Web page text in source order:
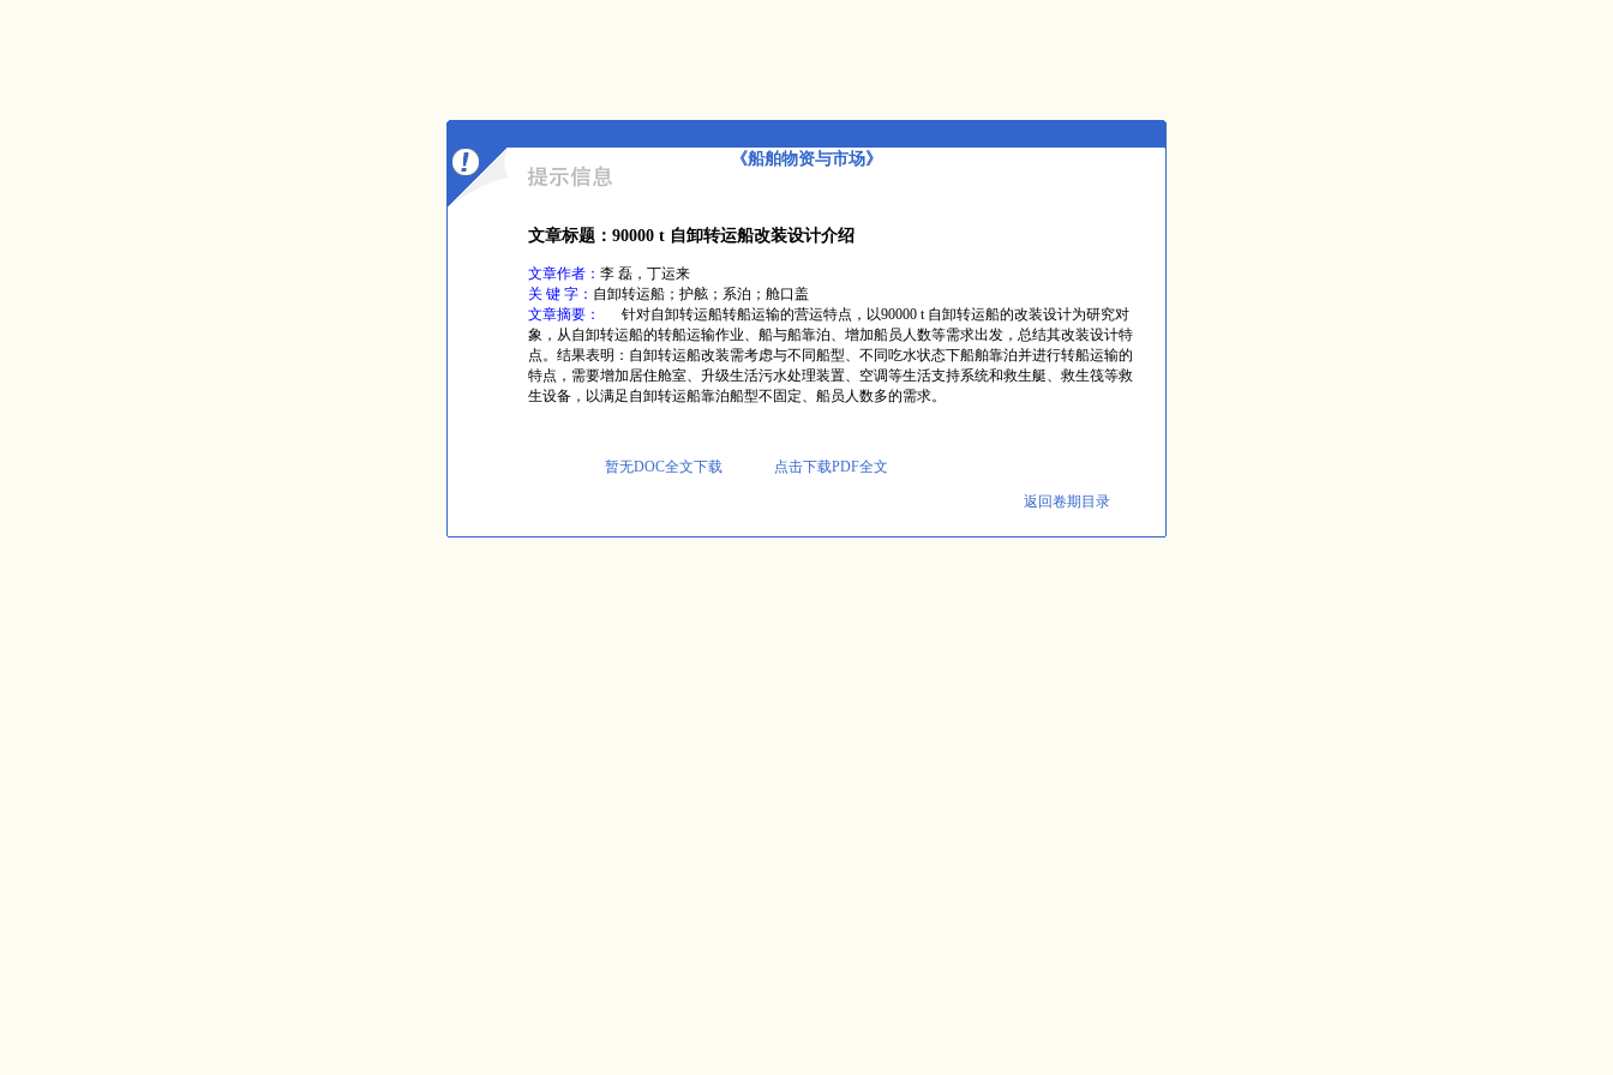
《船舶物资与市场》
文章标题：90000 t 自卸转运船改装设计介绍
文章作者： 李 磊，丁运来
关 键 字： 自卸转运船；护舷；系泊；舱口盖
文章摘要：
针对自卸转运船转船运输的营运特点，以90000 t 自卸转运船的改装设计为研究对
象，从自卸转运船的转船运输作业、船与船靠泊、增加船员人数等需求出发，总结其改装设计特
点。结果表明：自卸转运船改装需考虑与不同船型、不同吃水状态下船舶靠泊并进行转船运输的
特点，需要增加居住舱室、升级生活污水处理装置、空调等生活支持系统和救生艇、救生筏等救
生设备，以满足自卸转运船靠泊船型不固定、船员人数多的需求。
暂无DOC全文下载 点击下载PDF全文
返回卷期目录